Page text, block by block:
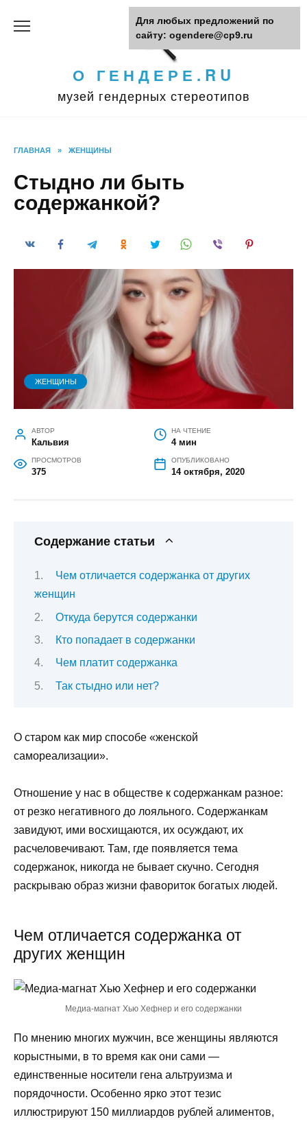
О ГЕНДЕРЕ.RU
музей гендерных стереотипов
ГЛАВНАЯ » ЖЕНЩИНЫ
Стыдно ли быть
содержанкой?
ЖЕНЩИНЫ
АВТОР
Кальвия
НА ЧТЕНИЕ
4 мин
ПРОСМОТРОВ
375
ОПУБЛИКОВАНО
14 октября, 2020
Содержание статьи
Чем отличается содержанка от других
женщин
Откуда берутся содержанки
Кто попадает в содержанки
Чем платит содержанка
Так стыдно или нет?
О старом как мир способе «женской
самореализации».
Отношение у нас в обществе к содержанкам разное:
от резко негативного до лояльного. Содержанкам
завидуют, ими восхищаются, их осуждают, их
расчеловечивают. Там, где появляется тема
содержанок, никогда не бывает скучно. Сегодня
раскрываю образ жизни фавориток богатых людей.
Чем отличается содержанка от
других женщин
Медиа-магнат Хью Хефнер и его содержанки
По мнению многих мужчин, все женщины являются
корыстными, в то время как они сами —
единственные носители гена альтруизма и
порядочности. Особенно ярко этот тезис
иллюстрируют 150 миллиардов рублей алиментов,
Для любых предложений по
сайту: ogendere@cp9.ru